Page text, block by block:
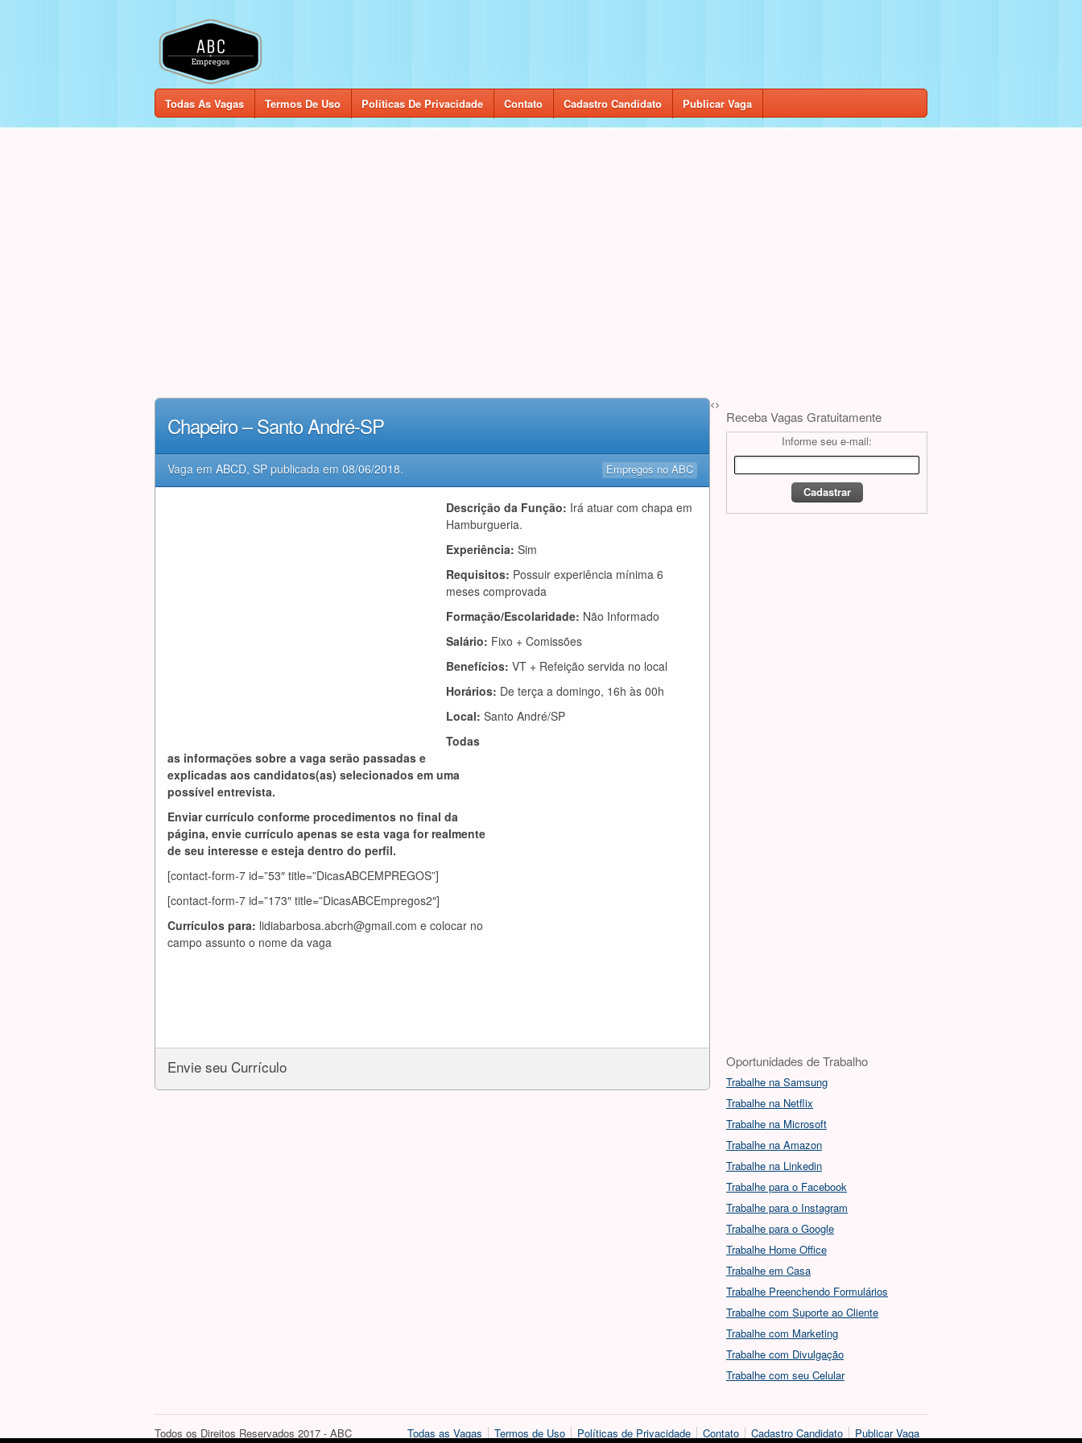
Todas As Vagas Termos De Uso Políticas De Privacidade Contato Cadastro Candidato Publicar Vaga
<>
Chapeiro – Santo André-SP
Empregos no ABC
Vaga em ABCD, SP publicada em 08/06/2018.
Descrição da Função: Irá atuar com chapa em
Hamburgueria.
Experiência: Sim
Requisitos: Possuir experiência mínima 6
meses comprovada
Formação/Escolaridade: Não Informado
Salário: Fixo + Comissões
Benefícios: VT + Refeição servida no local
Horários: De terça a domingo, 16h às 00h
Local: Santo André/SP
Todas
as informações sobre a vaga serão passadas e
explicadas aos candidatos(as) selecionados em uma
possível entrevista.
Enviar currículo conforme procedimentos no final da
página, envie currículo apenas se esta vaga for realmente
de seu interesse e esteja dentro do perfil.
[contact-form-7 id=”53″ title=”DicasABCEMPREGOS”]
[contact-form-7 id=”173″ title=”DicasABCEmpregos2″]
Currículos para: lidiabarbosa.abcrh@gmail.com e colocar no
campo assunto o nome da vaga
Envie seu Currículo
Receba Vagas Gratuitamente
Informe seu e-mail:
Oportunidades de Trabalho
Trabalhe na Samsung
Trabalhe na Netflix
Trabalhe na Microsoft
Trabalhe na Amazon
Trabalhe na Linkedin
Trabalhe para o Facebook
Trabalhe para o Instagram
Trabalhe para o Google
Trabalhe Home Office
Trabalhe em Casa
Trabalhe Preenchendo Formulários
Trabalhe com Suporte ao Cliente
Trabalhe com Marketing
Trabalhe com Divulgação
Trabalhe com seu Celular
Todas as Vagas Termos de Uso Políticas de Privacidade Contato Cadastro Candidato Publicar Vaga
Todos os Direitos Reservados 2017 - ABC